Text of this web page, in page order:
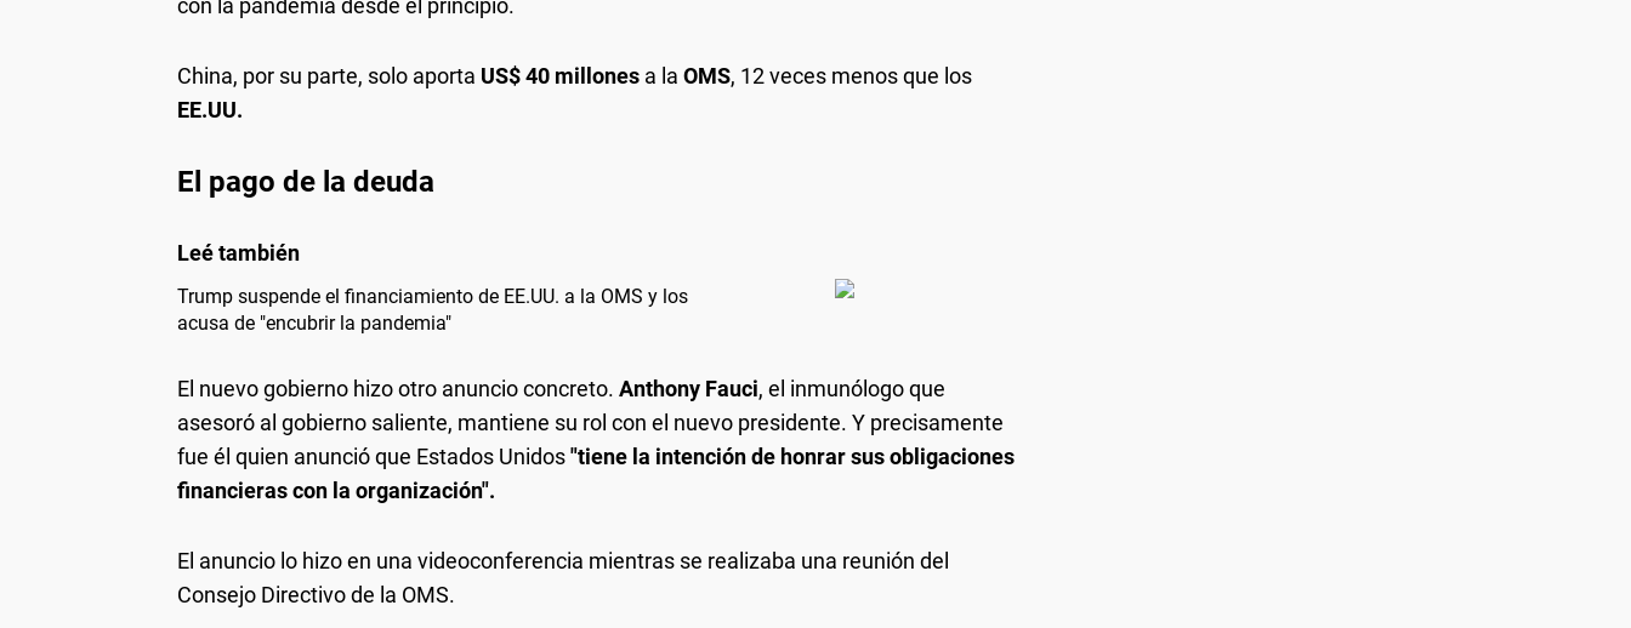
con la pandemia desde el principio.
China, por su parte, solo aporta US$ 40 millones a la OMS, 12 veces menos que los
EE.UU.
El pago de la deuda
Trump suspende el financiamiento de EE.UU. a la OMS y los
acusa de "encubrir la pandemia"
El nuevo gobierno hizo otro anuncio concreto. Anthony Fauci, el inmunólogo que
asesoró al gobierno saliente, mantiene su rol con el nuevo presidente. Y precisamente
fue él quien anunció que Estados Unidos"tiene la intención de honrar sus obligaciones
financieras con la organización".
El anuncio lo hizo en una videoconferencia mientras se realizaba una reunión del
Consejo Directivo de la OMS.